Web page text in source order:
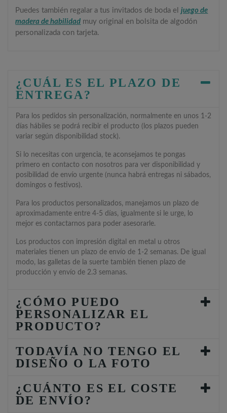
Puedes también regalar a tus invitados de boda eljuego de
madera de habilidad muy original en bolsita de algodón
personalizada con tarjeta.
¿CUÁL ES EL PLAZO DE
ENTREGA?
Para los pedidos sin personalización, normalmente en unos 1-2
días hábiles se podrá recibir el producto (los plazos pueden
variar según disponibilidad stock).
Si lo necesitas con urgencia, te aconsejamos te pongas
primero en contacto con nosotros para ver disponibilidad y
posibilidad de envío urgente (nunca habrá entregas ni sábados,
domingos o festivos).
Para los productos personalizados, manejamos un plazo de
aproximadamente entre 4-5 días, igualmente si le urge, lo
mejor es contactarnos para poder asesorarle.
Los productos con impresión digital en metal u otros
materiales tienen un plazo de envío de 1-2 semanas. De igual
modo, las galletas de la suerte también tienen plazo de
producción y envío de 2.3 semanas.
¿CÓMO PUEDO
PERSONALIZAR EL
PRODUCTO?
TODAVÍA NO TENGO EL
DISEÑO O LA FOTO
¿CUÁNTO ES EL COSTE
DE ENVÍO?